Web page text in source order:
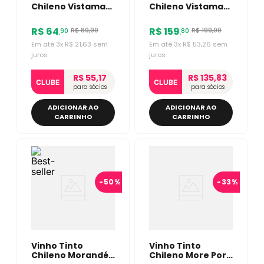
Chileno Vistamar
Bordevalle Pinot
Noir 750ml
R$ 64,90 R$89,90
Em até 3x R$ 21,63 sem
juros
CLUBE R$ 55,17
para sócios
ADICIONAR AO
CARRINHO
Chileno Vistamar
Cabernet
Sauvignon 750ml
R$159,80 R$199,90
Em até 3x R$ 53,26 sem
juros
CLUBE R$ 135,83
para sócios
ADICIONAR AO
CARRINHO
-50%
Vinho Tinto
Chileno Morandé
-33%
Vinho Tinto
Chileno More Por